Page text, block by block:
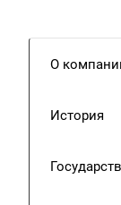
О
История